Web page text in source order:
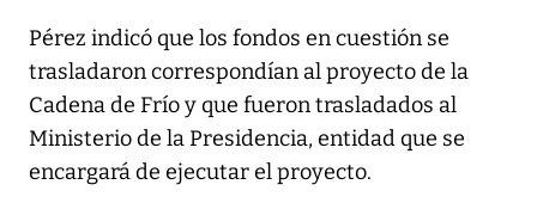
Pérez indicó que los fondos en cuestión se
trasladaron correspondían al proyecto de la
Cadena de Frío y que fueron trasladados al
Ministerio de la Presidencia, entidad que se
encargará de ejecutar el proyecto.